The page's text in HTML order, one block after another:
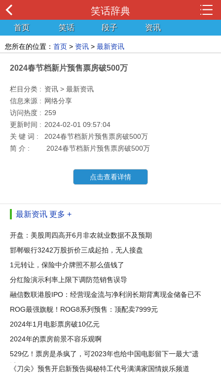
笑话辞典
首页 笑话 段子 资讯
您所在的位置： 首页 > 资讯 > 最新资讯
2024春节档新片预售票房破500万
栏目分类 : 资讯 > 最新资讯
信息来源 : 网络分享
访问热度 : 259
更新时间 : 2024-02-01 09:57:04
关 键 词 :
2024春节档新片预售票房破500万
简 介 :
2024春节档新片预售票房破500万
点击查看详情
最新资讯 更多 +
开盘：美股周四高开6月非农就业数据不及预期
邯郸银行3242万股折价三成起拍，无人接盘
1元转让，保险中介牌照不那么值钱了
分红险演示利率上限下调防范销售误导
融信数联港股IPO：经营现金流与净利润长期背离现金储备已不
足三百
ROG最强旗舰！ROG8系列预售：顶配卖7999元
2024年1月电影票房破10亿元
2024年的票房前景不容乐观啊
529亿！票房是杀疯了，可2023年也给中国电影留下一最大“遗
憾”
《刀尖》预售开启新预告揭秘特工代号满满家国情娱乐频道